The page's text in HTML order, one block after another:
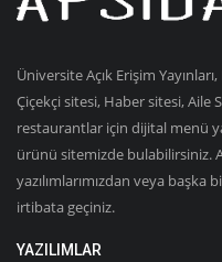
Üniversite Açık Erişim
Çiçekçi sitesi, Haber sitesi, Aile
restaurantlar için dijital menü
ürünü sitemizde bulabilirsiniz.
yazılımlarımızdan veya başka
irtibata geçiniz.
YAZILIMLAR